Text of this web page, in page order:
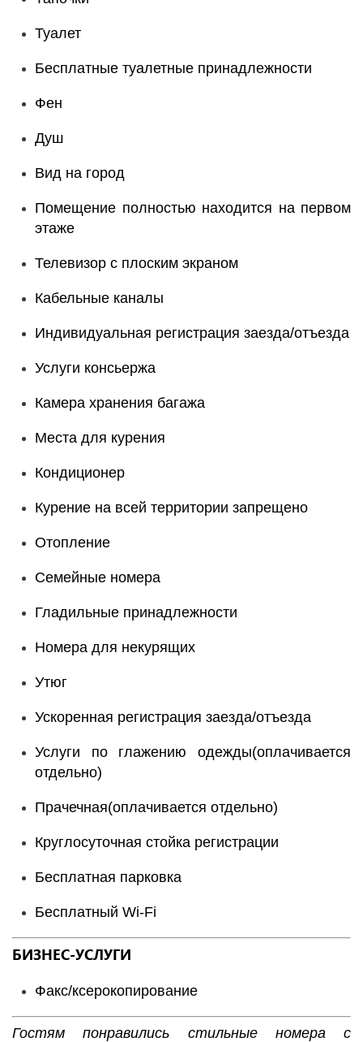
Туалет
Бесплатные туалетные принадлежности
Фен
Душ
Вид на город
Помещение полностью находится на первом
этаже
Телевизор с плоским экраном
Кабельные каналы
Индивидуальная регистрация заезда/отъезда
Услуги консьержа
Камера хранения багажа
Места для курения
Кондиционер
Курение на всей территории запрещено
Отопление
Семейные номера
Гладильные принадлежности
Номера для некурящих
Утюг
Ускоренная регистрация заезда/отъезда
Услуги по глажению одежды(оплачивается
отдельно)
Прачечная(оплачивается отдельно)
Круглосуточная стойка регистрации
Бесплатная парковка
Бесплатный Wi-Fі
БИЗНЕС-УСЛУГИ
Факс/ксерокопирование
Гостям понравились стильные номера с